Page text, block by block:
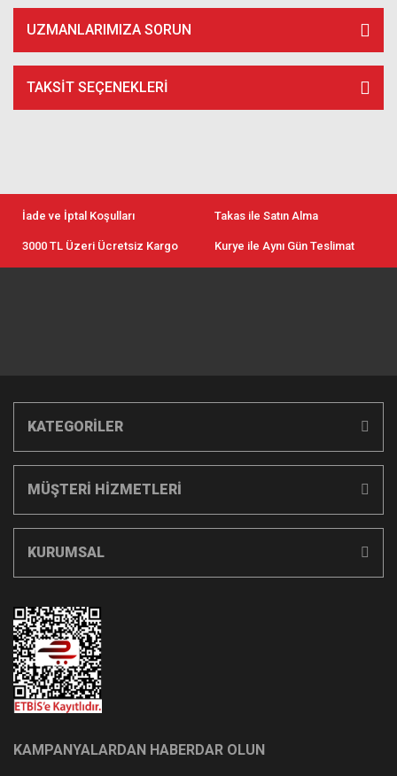
UZMANLARIMIZA SORUN
TAKSIT SEÇENEKLERI
İade ve İptal Koşulları Takas ile Satın Alma
3000 TL Üzeri Ücretsiz Kargo Kurye ile Aynı Gün Teslimat
KATEGORİLER
MÜŞTERİ HİZMETLERİ
KURUMSAL
KAMPANYALARDAN HABERDAR OLUN